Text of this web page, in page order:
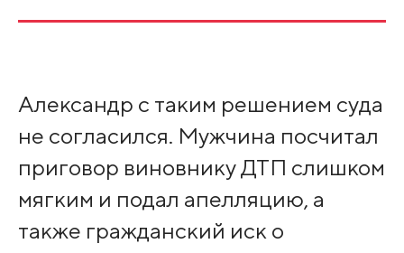
Александр с таким решением суда
не согласился. Мужчина посчитал
приговор виновнику ДТП слишком
мягким и подал апелляцию, а
также гражданский иск о